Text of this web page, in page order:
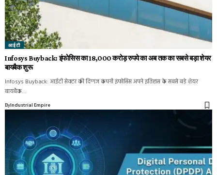
आईटी
Infosys Buyback: इंफोसिस का 18,000 करोड़ रुपये का अब तक का सबसे बड़ा शेयर
बायबैक शुरू
Infosys Buyback: आईटी सेक्टर की दिग्गज कंपनी इंफोसिस अपने इतिहास के सबसे बड़े शेयर
बायबैक…
ByIndustrial Empire